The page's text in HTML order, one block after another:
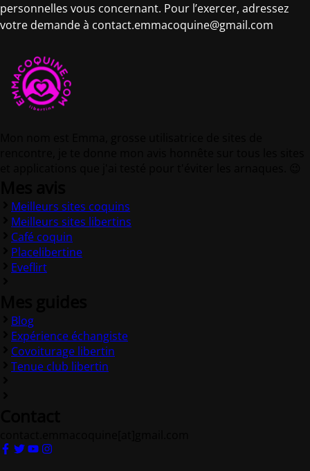
personnelles vous concernant. Pour l’exercer, adressez
votre demande à contact.emmacoquine@gmail.com
Meilleurs sites coquins
Meilleurs sites libertins
Café coquin
Placelibertine
Eveflirt
Blog
Expérience échangiste
Covoiturage libertin
Tenue club libertin